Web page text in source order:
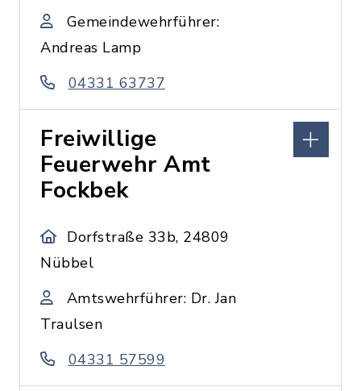
Gemeindewehrführer:
Andreas Lamp
04331 63737
Freiwillige
Feuerwehr Amt
Fockbek
Dorfstraße 33b, 24809
Nübbel
Amtswehrführer: Dr. Jan
Traulsen
04331 57599